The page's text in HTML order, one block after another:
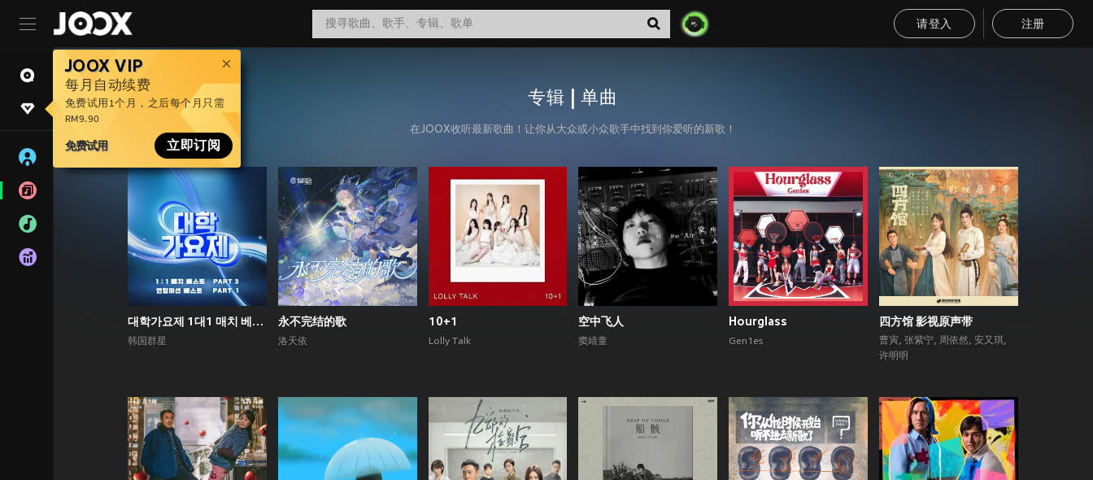
请登入 注册
JOOX VIP
每月自动续费
免费试用1个月，之后每个月只需
RM9.90
免费试用 立即订阅
专辑 | 单曲
在JOOX收听最新歌曲！让你从大众或小众歌手中找到你爱听的新歌！
대학가요제 1대1 매치 베스트 PART3, 연합미션 베스트 PART1
韩国群星
永不完结的歌
洛天依
10+1
Lolly Talk
空中飞人
窦靖童
Hourglass
Gen1es
四方馆 影视原声带
曹寅,张紫宁,周依然,安又琪,
许明明